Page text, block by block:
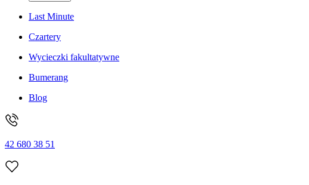
Last Minute
Czartery
Wycieczki fakultatywne
Bumerang
Blog
42 680 38 51